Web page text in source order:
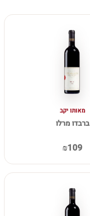
מאותו יקב
ברבדו מרלו
₪109